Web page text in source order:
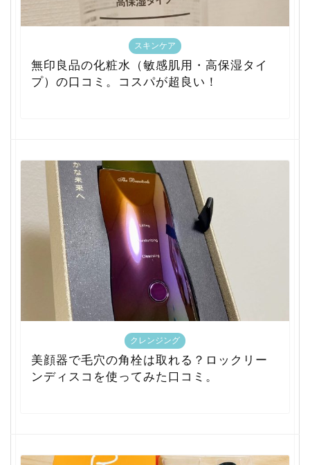
スキンケア
無印良品の化粧水（敏感肌用・高保湿タイ
プ）の口コミ。コスパが超良い！
クレンジング
美顔器で毛穴の角栓は取れる？ロックリー
ンディスコを使ってみた口コミ。